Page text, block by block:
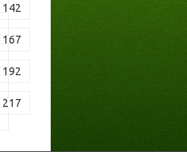
142
167
192
217